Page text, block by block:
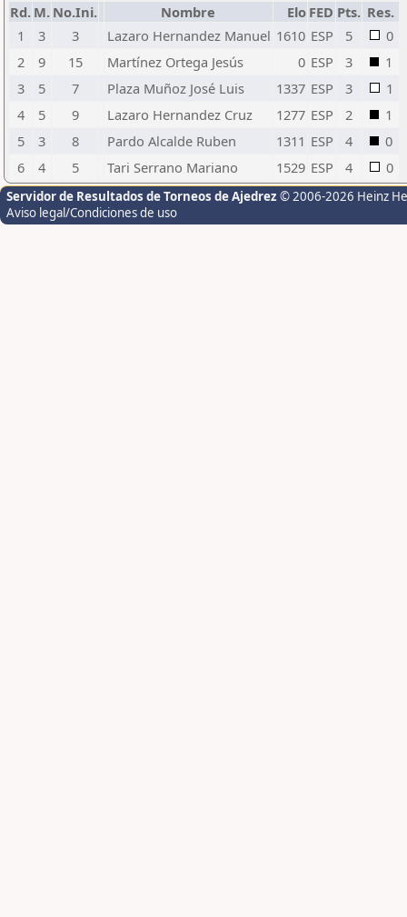
Rd. M. No.Ini. Nombre Elo FED Pts. Res.
1
3 3 Lazaro Hernandez Manuel 1610 ESP 5
0
2
9 15 Martínez Ortega Jesús 0 ESP 3
1
3
5 7 Plaza Muñoz José Luis 1337 ESP 3
1
4
5 9 Lazaro Hernandez Cruz 1277 ESP 2
1
5
3 8 Pardo Alcalde Ruben 1311 ESP 4
0
6
4 5 Tari Serrano Mariano 1529 ESP 4 0
Servidor de Resultados de Torneos de Ajedrez © 2006-2026 Heinz
Aviso legal/Condiciones de uso